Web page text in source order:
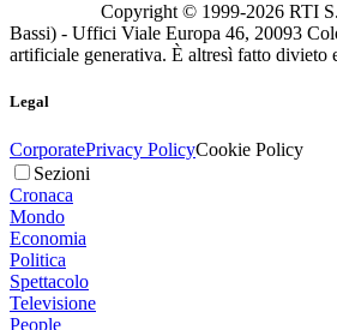
Copyright © 1999-2026 RTI
Bassi) - Uffici Viale Europa 46, 20093
artificiale generativa. È altresì fatto divieto
Legal
CorporatePrivacy PolicyCookie Policy
Sezioni
Cronaca
Mondo
Economia
Politica
Spettacolo
Televisione
People